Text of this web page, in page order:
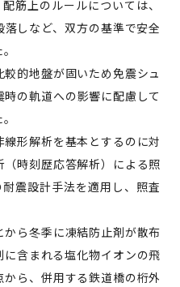
筋上のルールについては、
しなど、双方の基準で安全
的地盤が固いため免震シュ
の軌道への影響に配慮して
形解析を基本とするのに対
時刻歴応答解析）による照
震設計手法を適用し、照査
ら冬季に凍結防止剤が散布
含まれる塩化物イオンの飛
ら、併用する鉄道橋の桁外